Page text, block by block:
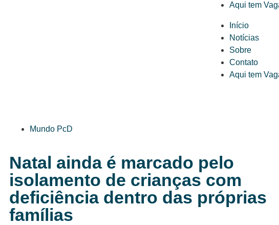
Aqui tem
Início
Notícias
Sobre
Contato
Aqui tem
Mundo PcD
Natal ainda é marcado pelo
isolamento de crianças com
deficiência dentro das próprias
famílias